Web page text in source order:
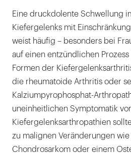
Eine druckdolente Schwellung
Kiefergelenks mit
weist häufig – besonders bei
auf einen entzündlichen
Formen der
die rheumatoide Arthritis oder
Kalziumpyrophosphat-
uneinheitlichen Symptomatik
Kiefergelenksarthropathien
zu malignen Veränderungen
Chondrosarkom oder einem